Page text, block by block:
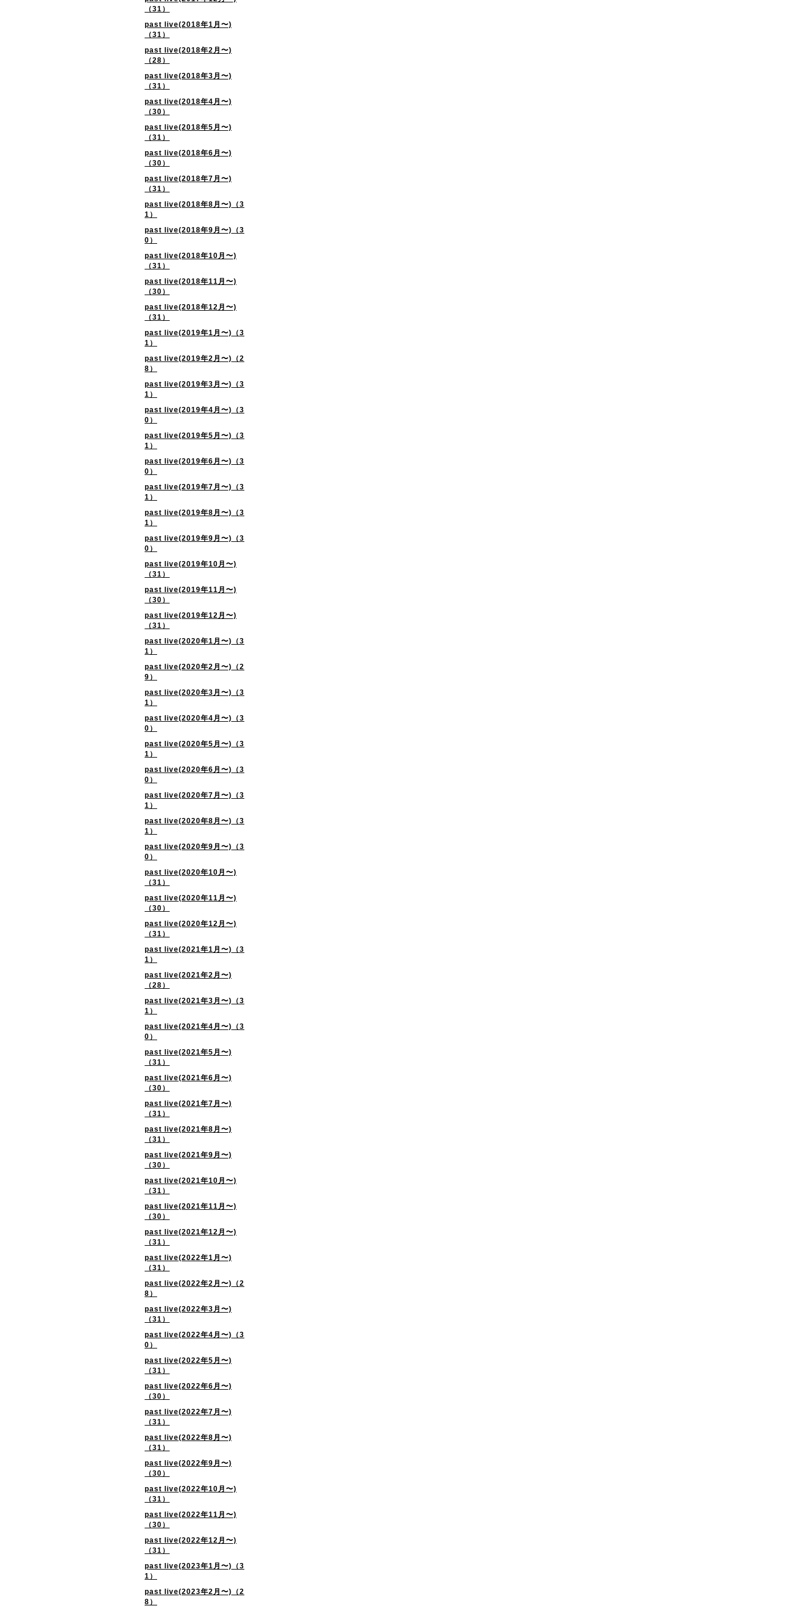
（31）
past live(2018年1月〜)
（31）
past live(2018年2月〜)
（28）
past live(2018年3月〜)
（31）
past live(2018年4月〜)
（30）
past live(2018年5月〜)
（31）
past live(2018年6月〜)
（30）
past live(2018年7月〜)
（31）
past live(2018年8月〜)（3
1）
past live(2018年9月〜)（3
0）
past live(2018年10月〜)
（31）
past live(2018年11月〜)
（30）
past live(2018年12月〜)
（31）
past live(2019年1月〜)（3
1）
past live(2019年2月〜)（2
8）
past live(2019年3月〜)（3
1）
past live(2019年4月〜)（3
0）
past live(2019年5月〜)（3
1）
past live(2019年6月〜)（3
0）
past live(2019年7月〜)（3
1）
past live(2019年8月〜)（3
1）
past live(2019年9月〜)（3
0）
past live(2019年10月〜)
（31）
past live(2019年11月〜)
（30）
past live(2019年12月〜)
（31）
past live(2020年1月〜)（3
1）
past live(2020年2月〜)（2
9）
past live(2020年3月〜)（3
1）
past live(2020年4月〜)（3
0）
past live(2020年5月〜)（3
1）
past live(2020年6月〜)（3
0）
past live(2020年7月〜)（3
1）
past live(2020年8月〜)（3
1）
past live(2020年9月〜)（3
0）
past live(2020年10月〜)
（31）
past live(2020年11月〜)
（30）
past live(2020年12月〜)
（31）
past live(2021年1月〜)（3
1）
past live(2021年2月〜)
（28）
past live(2021年3月〜)（3
1）
past live(2021年4月〜)（3
0）
past live(2021年5月〜)
（31）
past live(2021年6月〜)
（30）
past live(2021年7月〜)
（31）
past live(2021年8月〜)
（31）
past live(2021年9月〜)
（30）
past live(2021年10月〜)
（31）
past live(2021年11月〜)
（30）
past live(2021年12月〜)
（31）
past live(2022年1月〜)
（31）
past live(2022年2月〜)（2
8）
past live(2022年3月〜)
（31）
past live(2022年4月〜)（3
0）
past live(2022年5月〜)
（31）
past live(2022年6月〜)
（30）
past live(2022年7月〜)
（31）
past live(2022年8月〜)
（31）
past live(2022年9月〜)
（30）
past live(2022年10月〜)
（31）
past live(2022年11月〜)
（30）
past live(2022年12月〜)
（31）
past live(2023年1月〜)（3
1）
past live(2023年2月〜)（2
8）